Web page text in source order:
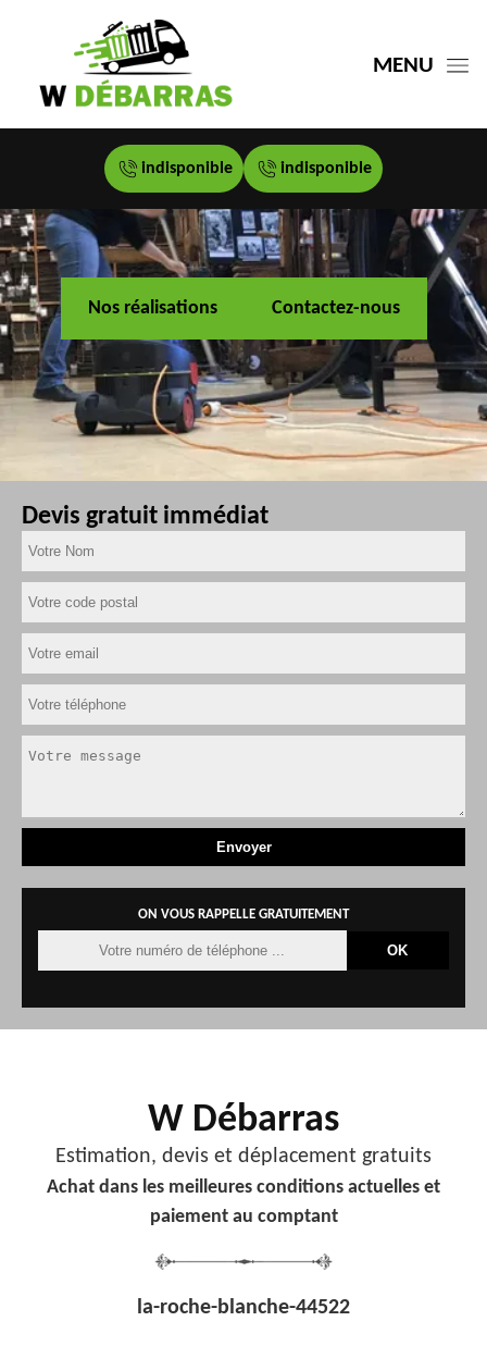
MENU
indisponible indisponible
Nos réalisations Contactez-nous
Devis gratuit immédiat
ON VOUS RAPPELLE GRATUITEMENT
W Débarras
Estimation, devis et déplacement gratuits
Achat dans les meilleures conditions actuelles et
paiement au comptant
la-roche-blanche-44522